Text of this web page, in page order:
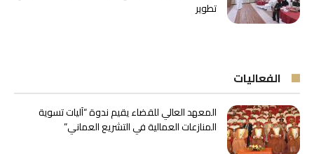
تطوير
الفعاليات
المعهد العالي للقضاء يقيم ندوة “آليات تسوية
المنازعات العمالية في التشريع العماني”